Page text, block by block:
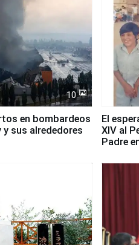
10
en bombardeos
sus alrededores
El
XIV al
Padre